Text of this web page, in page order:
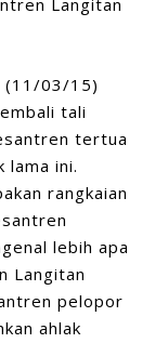
Langitan
(11/03/15)
tali
tertua
lama ini.
rangkaian
lebih apa
Langitan
pelopor
ahlak